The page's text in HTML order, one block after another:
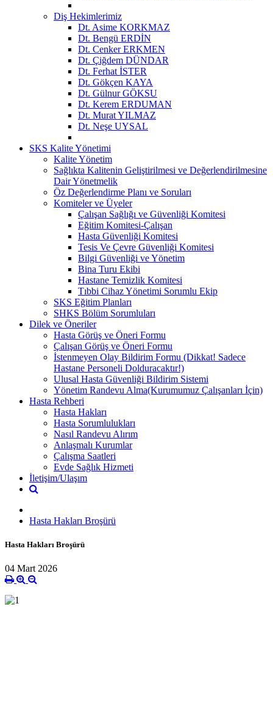
Diş Hekimlerimiz
Dt. Asime KORKMAZ
Dt. Bengü ERDİN
Dt. Cenker ERKMEN
Dt. Çiğdem DÜNDAR
Dt. Ferhat İSTER
Dt. Gökçen KAYA
Dt. Gülnur GÖKSU
Dt. Kerem ERDUMAN
Dt. Murat YILMAZ
Dt. Neşe UYSAL
SKS Kalite Yönetimi
Kalite Yönetim
Sağlıkta Kalitenin Geliştirilmesi ve Değerlendirilmesine
Dair Yönetmelik
Öz Değerlendirme Planı ve Soruları
Komiteler ve Üyeler
Çalışan Sağlığı ve Güvenliği Komitesi
Eğitim Komitesi-Çalışan
Hasta Güvenliği Komitesi
Tesis Ve Çevre Güvenliği Komitesi
Bilgi Güvenliği ve Yönetim
Bina Turu Ekibi
Hastane Temizlik Komitesi
Tıbbi Cihaz Yönetimi Sorumlu Ekip
SKS Eğitim Planları
SHKS Bölüm Sorumluları
Dilek ve Öneriler
Hasta Görüş ve Öneri Formu
Çalışan Görüş ve Öneri Formu
İstenmeyen Olay Bildirim Formu (Dikkat! Sadece
Hastane Personeli Dolduracaktır!)
Ulusal Hasta Güvenliği Bildirim Sistemi
Yönetim Randevu Alma(Kurumumuz Çalışanları İçin)
Hasta Rehberi
Hasta Hakları
Hasta Sorumlulukları
Nasıl Randevu Alırım
Anlaşmalı Kurumlar
Çalışma Saatleri
Evde Sağlık Hizmeti
İletişim/Ulaşım
Hasta Hakları Broşürü
Hasta Hakları Broşürü
04 Mart 2026